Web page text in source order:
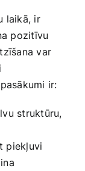
laikā, ir
pozitīvu
var
ir:
struktūru,
piekļuvi⁤